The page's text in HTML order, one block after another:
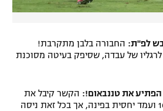
החבורה בלבן מתקרבת!
של עבדה, שסיפק בעיטה מסוכנת
הקשר קיבל את
הכדור מחוץ לרחבת ה-16 ועמד יחסית בפינה, אך בכל זאת ניסה